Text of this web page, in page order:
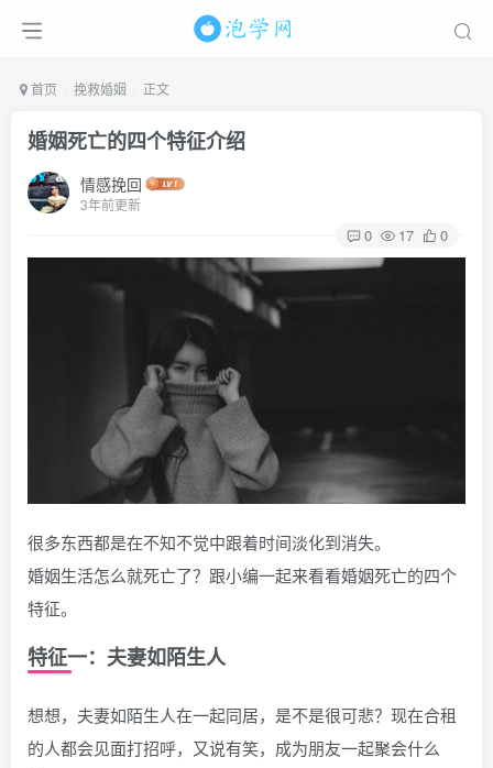
首页 挽救婚姻 正文
婚姻死亡的四个特征介绍
情感挽回
3年前更新
0 17 0
很多东西都是在不知不觉中跟着时间淡化到消失。
婚姻生活怎么就死亡了？跟小编一起来看看婚姻死亡的四个
特征。
特征一：夫妻如陌生人
想想，夫妻如陌生人在一起同居，是不是很可悲？现在合租
的人都会见面打招呼，又说有笑，成为朋友一起聚会什么